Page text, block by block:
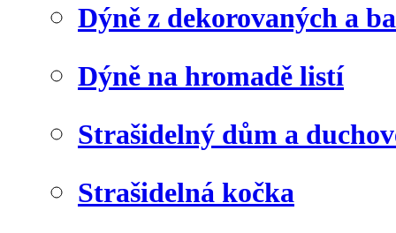
Dýně z dekorovaných a
Dýně na hromadě listí
Strašidelný dům a
Strašidelná kočka